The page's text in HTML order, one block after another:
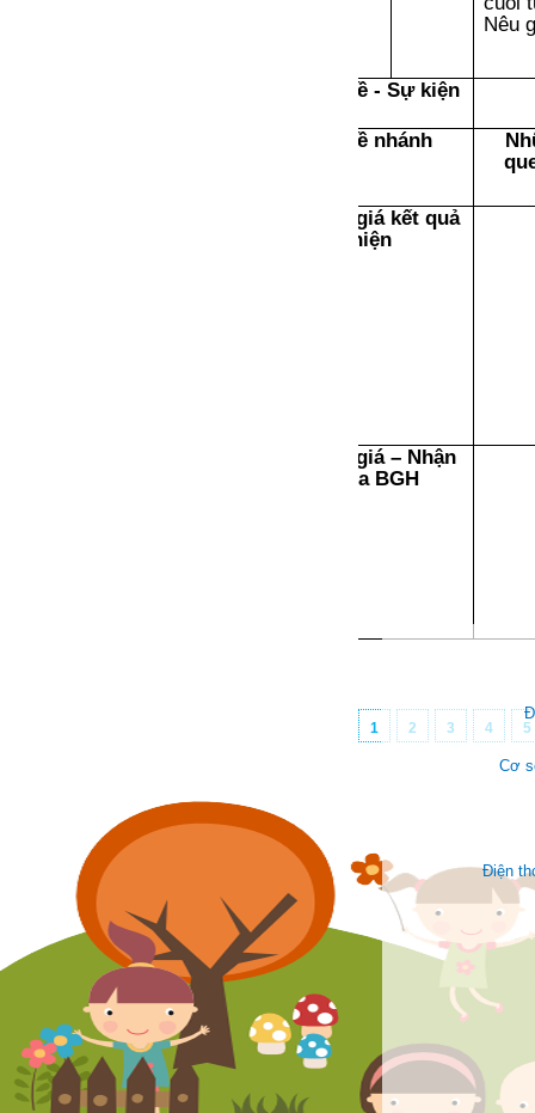
Nêu
Chủ đề - Sự kiện
Chủ đề nhánh
Đánh giá kết quả
thực hiện
Đánh giá – Nhận
xét của BGH
1 2 3 4 5
Cơ
Điện